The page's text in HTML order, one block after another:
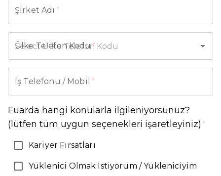
Şirket Adı *
Ülke Telefon Kodu*
İş Telefonu / Mobil *
Fuarda hangi konularla ilgileniyorsunuz?
(lütfen tüm uygun seçenekleri işaretleyiniz) *
Kariyer Fırsatları
Yüklenici Olmak İstiyorum / Yükleniciyim